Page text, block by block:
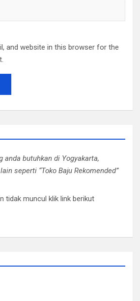
and website in this browser for the
anda butuhkan di Yogyakarta,
seperti “Toko Baju Rekomended”
tidak muncul klik link berikut